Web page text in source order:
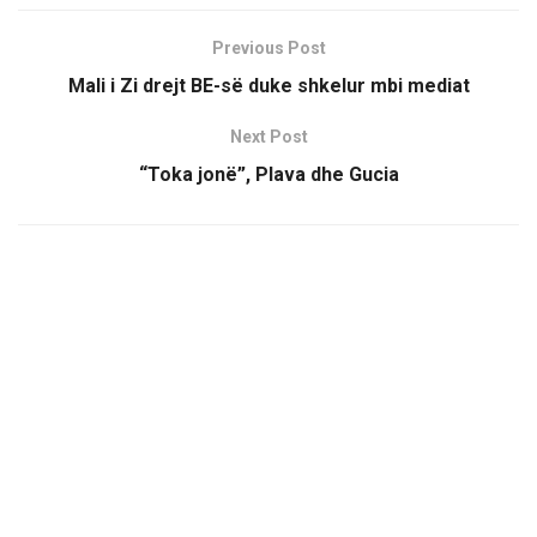
Previous Post
Mali i Zi drejt BE-së duke shkelur mbi mediat
Next Post
“Toka jonë”, Plava dhe Gucia